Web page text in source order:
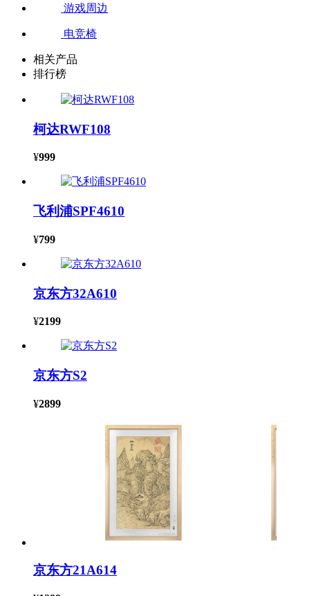
游戏周边
电竞椅
相关产品
排行榜
柯达RWF108
¥999
飞利浦SPF4610
¥799
京东方32A610
¥2199
京东方S2
¥2899
京东方21A614